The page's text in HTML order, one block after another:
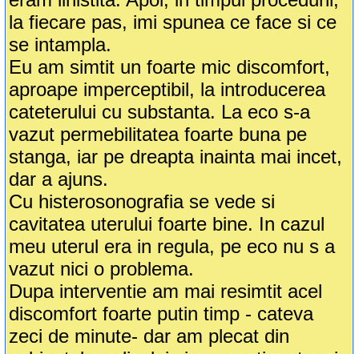
la fiecare pas, imi spunea ce face si ce
se intampla.
Eu am simtit un foarte mic discomfort,
aproape imperceptibil, la introducerea
cateterului cu substanta. La eco s-a
vazut permebilitatea foarte buna pe
stanga, iar pe dreapta inainta mai incet,
dar a ajuns.
Cu histerosonografia se vede si
cavitatea uterului foarte bine. In cazul
meu uterul era in regula, pe eco nu s a
vazut nici o problema.
Dupa interventie am mai resimtit acel
discomfort foarte putin timp - cateva
zeci de minute- dar am plecat din